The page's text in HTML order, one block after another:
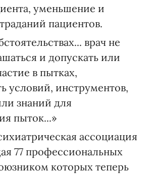
уменьшение и
пациентов.
врач не
и допускать или
в пытках,
условий, инструментов,
знаний для
пыток...»
ассоциация
77 профессиональных
которых теперь